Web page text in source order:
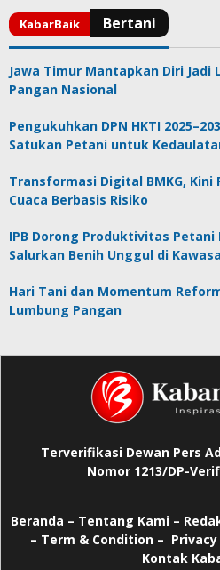
Jawa Timur Mantapkan Diri
Pangan Nasional
Pengukuhkan DPN HKTI
Satukan Petani untuk
Transformasi Digital BMKG, Kini
Cuaca Berbasis Risiko
IPB Dorong Produktivitas
Salurkan Benih Unggul di
Hari Tani dan Momentum
Lumbung Pangan
Terverifikasi Dewan Pers
Nomor 1213/DP-
Beranda – Tentang Kami –
– Term & Condition –
Kontak